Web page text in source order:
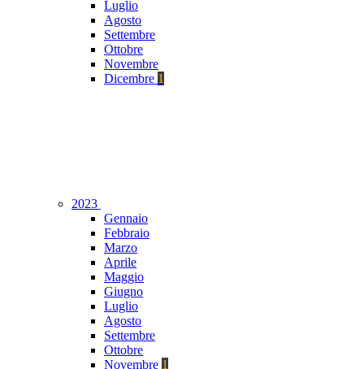
Luglio
Agosto
Settembre
Ottobre
Novembre
Dicembre 1
2023
Gennaio
Febbraio
Marzo
Aprile
Maggio
Giugno
Luglio
Agosto
Settembre
Ottobre
Novembre 1